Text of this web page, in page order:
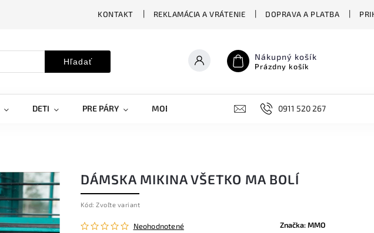
KONTAKT REKLAMÁCIA A VRÁTENIE DOPRAVA A PLATBA
Hľadať Nákupný košík
Prázdny košík
DETI PRE PÁRY MOBILNÉ KRYTY DOPLNKY STREET
0911 520 267
DÁMSKA MIKINA VŠETKO MA BOLÍ
Kód: Zvoľte variant
Neohodnotené Značka:MMO